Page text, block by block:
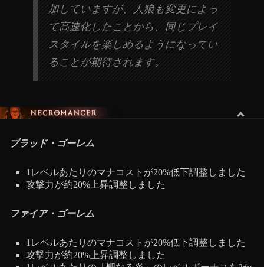
加していますが、人狼も変更によっ
て高速化したことから、同じプレイ
スタイルを楽しめるようになってい
ることが期待されます。
ネクロマンサー
ブラッド・ゴーレム
1レベルあたりのマナコストが20%低下調整しました
攻撃力が約20%上昇調整しました
ファイア・ゴーレム
1レベルあたりのマナコストが20%低下調整しました
攻撃力が約20%上昇調整しました